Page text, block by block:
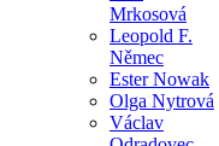
Mrkosová
Leopold F.
Němec
Ester Nowak
Olga Nytrová
Václav